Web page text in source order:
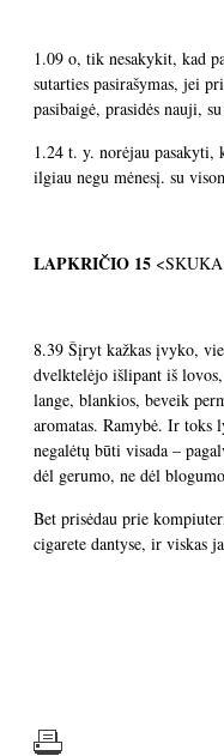
1.09 o, tik nesakykit, kad
sutarties pasirašymas, jei
pasibaigė, prasidės nauji,
1.24 t. y. norėjau pasakyti,
ilgiau negu mėnesį. su
LAPKRIČIO 15
8.39 Šįryt kažkas įvyko,
dvelktelėjo išlipant iš
lange, blankios, beveik
aromatas. Ramybė. Ir toks
negalėtų būti visada –
dėl gerumo, ne dėl
Bet prisėdau prie
cigarete dantyse, ir viskas